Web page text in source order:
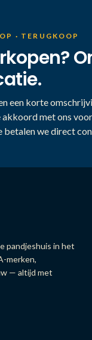
· TERUGKOOP
een korte
met ons
betalen we direct
pandjeshuis in het
merken,
— altijd met